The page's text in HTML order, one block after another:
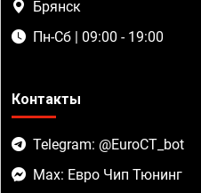
Брянск
Пн-Сб | 09:00 - 19:00
Контакты
Telegram: @EuroCT_bot
Max: Евро Чип Тюнинг